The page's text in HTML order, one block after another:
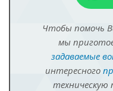
Чтобы помочь
мы
задаваемые
интересного
техническую